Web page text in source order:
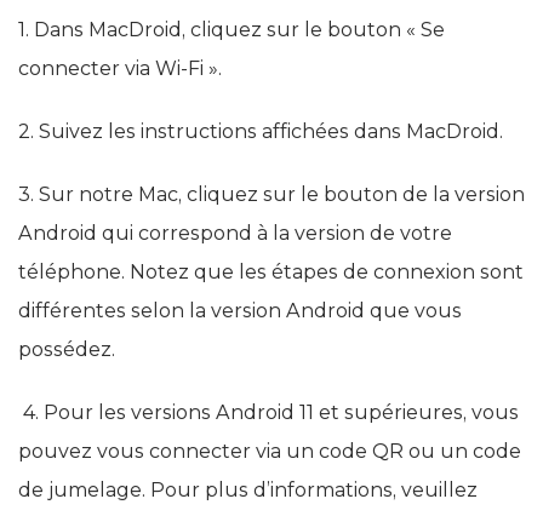
1. Dans MacDroid, cliquez sur le bouton « Se
connecter via Wi-Fi ».
2. Suivez les instructions affichées dans MacDroid.
3. Sur notre Mac, cliquez sur le bouton de la version
Android qui correspond à la version de votre
téléphone. Notez que les étapes de connexion sont
différentes selon la version Android que vous
possédez.
4. Pour les versions Android 11 et supérieures, vous
pouvez vous connecter via un code QR ou un code
de jumelage. Pour plus d’informations, veuillez